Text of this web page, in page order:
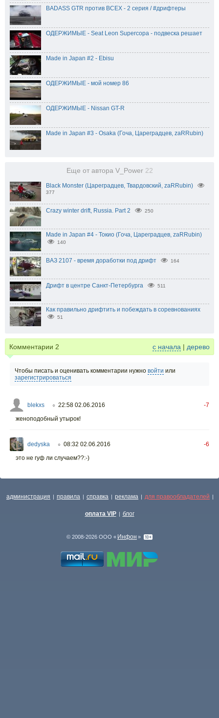
BADASS GTR против ВСЕХ - 2 серия / #дрифтеры
ОДЕРЖИМЫЕ - Seat Leon Supercopa - подвеска решает
Made in Japan #2 - Ebisu
ОДЕРЖИМЫЕ - мой номер 86
ОДЕРЖИМЫЕ - Nissan GT-R
Made in Japan #3 - Osaka (Гоча, Цареградцев, zaRRubin)
Еще от автора V_Power 22
Black Monster (Цареградцев, Твардовский, zaRRubin)
377
Crazy winter drift, Russia. Part 2 250
Made in Japan #4 - Токио (Гоча, Цареградцев, zaRRubin)
140
ВАЗ 2107 - время доработки под дрифт 164
Дрифт в центре Санкт-Петербурга 511
Как правильно дрифтить и побеждать в соревнованиях
51
Комментарии 2 с начала | дерево
Чтобы писать и оценивать комментарии нужно войти или
зарегистрироваться
blekxs ○ 22:58 02.06.2016
-7
женоподобный утырок!
dedyska ○ 08:32 02.06.2016
-6
это не гуф ли случаем??:-)
администрация | правила | справка | реклама | для правообладателей |
оплата VIP | блог
© 2008-2026 ООО « Инфон »